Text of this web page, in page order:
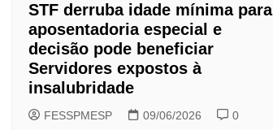
STF derruba idade mínima para
aposentadoria especial e
decisão pode beneficiar
Servidores expostos à
insalubridade
FESSPMESP 09/06/2026 0